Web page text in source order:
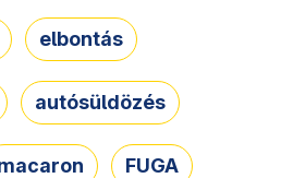
elbontás
autósüldözés
FUGA